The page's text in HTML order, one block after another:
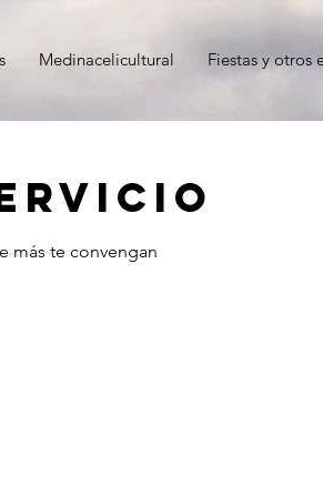
Medinacelicultural Fiestas y otros
más te convengan